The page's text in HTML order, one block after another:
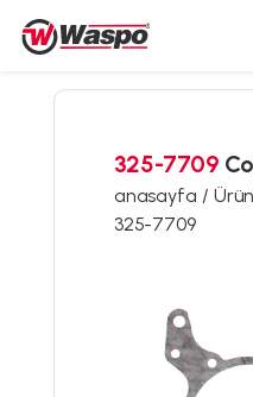
325-7709
anasayfa /
325-7709